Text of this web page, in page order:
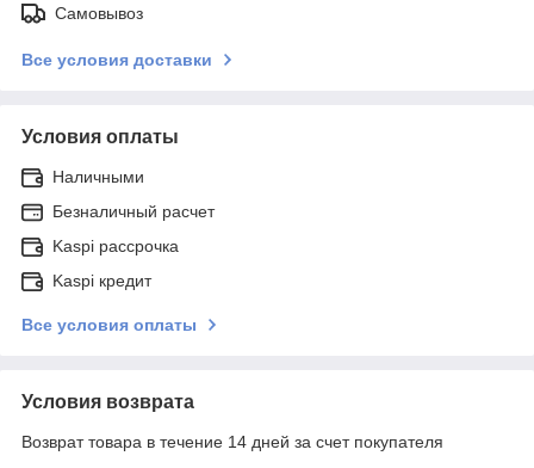
Самовывоз
Все условия доставки
Условия оплаты
Наличными
Безналичный расчет
Kaspi рассрочка
Kaspi кредит
Все условия оплаты
Условия возврата
Возврат товара в течение 14 дней за счет покупателя